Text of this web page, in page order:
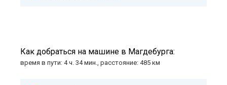
Как добраться на машине в Магдебурга:
время в пути: 4 ч. 34 мин., расстояние: 485 км